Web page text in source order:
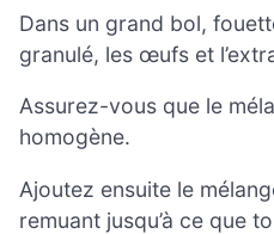
Dans un grand bol,
granulé, les œufs et
Assurez-vous que le
homogène.
Ajoutez ensuite le
remuant jusqu’à ce que